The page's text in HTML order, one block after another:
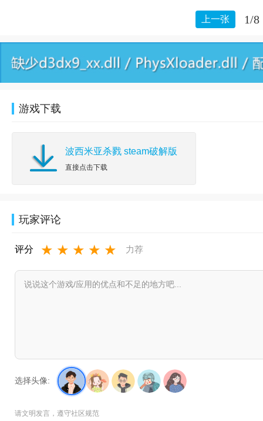
上一张 1/8
游戏下载
波西米亚杀戮 steam破解版
直接点击下载
玩家评论
评分 ★ ★ ★ ★ ★ 力荐
选择头像:
请文明发言，遵守社区规范